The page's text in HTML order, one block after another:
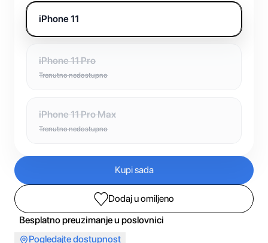
iPhone 11
iPhone 11 Pro
Trenutno nedostupno
iPhone 11 Pro Max
Trenutno nedostupno
Kupi sada
Dodaj u omiljeno
Besplatno preuzimanje u poslovnici
Pogledajte dostupnost